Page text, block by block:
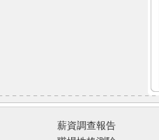
薪資調查報告